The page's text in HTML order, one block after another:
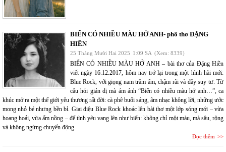
BIỂN CÓ NHIỀU MÀU HỞ ANH- phổ thơ ĐẶNG
HIỀN
25 Tháng Mười Hai 2025 1:09 SA (Xem: 8339)
BIỂN CÓ NHIỀU MÀU HỞ ANH – bài thơ của Đặng Hiền
viết ngày 16.12.2017, hôm nay trở lại trong một hình hài mới:
Blue Rock, với giọng nam trầm ấm, chậm rãi và đầy suy tư. Từ
câu hỏi giản dị mà ám ảnh “Biển có nhiều màu hở anh…”, ca
khúc mở ra một thế giới yêu thương rất đời: cà phê buổi sáng, âm nhạc không lời, những ước
mong nhỏ bé nhưng bền bỉ. Giai điệu Blue Rock khoác lên bài thơ một lớp sóng mới – vừa
hoang hoải, vừa ấm nồng – để tình yêu vang lên như biển: không chỉ một màu, mà sâu, rộng
và không ngừng chuyển động.
Đọc thêm